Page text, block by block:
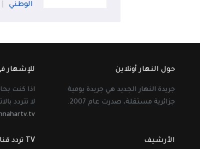
الوطني
حول النهار أونلاين
جريدة النهار الجديد هي جريدة يومية
جزائرية مستقلة، صدرت عام 2007.
للإشهار
اذا كنت
لا تتردد
الأرشيف TV تردد قناة النهار